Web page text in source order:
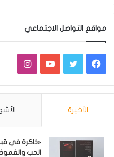
مواقع التواصل الاجتماعي
فيسبوكتويتر يوتيوب
الأخيرة
«ذاكرة في
الحب